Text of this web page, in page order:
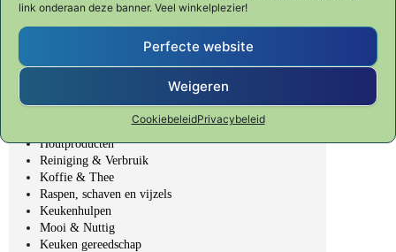
link onderaan deze banner. Veel winkelplezier!
Perfecte website
Weigeren
CookiebeleidPrivacybeleid
SHUN CLASSIC
SHUN PREMIER Tim Mälzer
Fondue, BBQ & Gourmet
Bar, Wijn & Noten
Elektrische producten
Houtproducten
Reiniging & Verbruik
Koffie & Thee
Raspen, schaven en vijzels
Keukenhulpen
Mooi & Nuttig
Keuken gereedschap